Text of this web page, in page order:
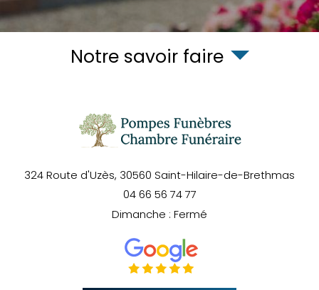
Notre savoir faire
324 Route d'Uzès, 30560 Saint-Hilaire-de-Brethmas
04 66 56 74 77
Dimanche : Fermé